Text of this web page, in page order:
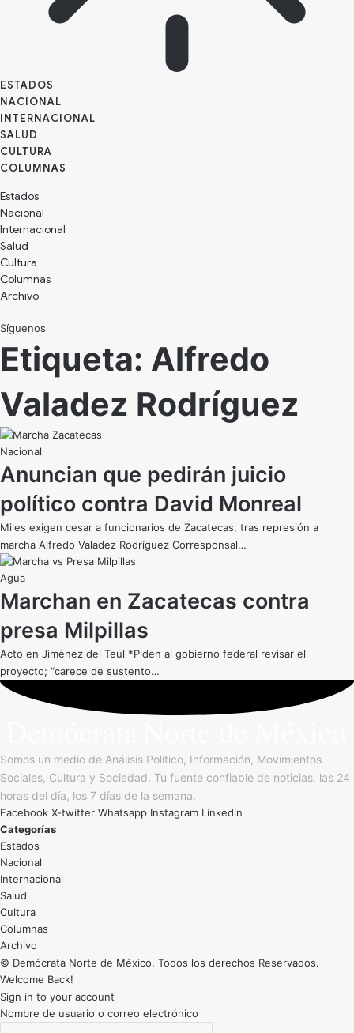
ESTADOS
NACIONAL
INTERNACIONAL
SALUD
CULTURA
Estados
Nacional
Internacional
Salud
Cultura
Archivo
Síguenos
Etiqueta: Alfredo
Valadez Rodríguez
Nacional
Anuncian que pedirán juicio
político contra David Monreal
Miles exigen cesar a funcionarios de Zacatecas, tras represión a
marcha Alfredo Valadez Rodríguez Corresponsal…
Agua
Marchan en Zacatecas contra
presa Milpillas
Acto en Jiménez del Teul *Piden al gobierno federal revisar el
proyecto; “carece de sustento…
Somos un medio de Análisis Político, Información, Movimientos
Sociales, Cultura y Sociedad. Tu fuente confiable de noticias, las 24
horas del día, los 7 días de la semana.
Facebook X-twitter Whatsapp Instagram Linkedin
Categorías
Estados
Nacional
Internacional
Salud
Cultura
Archivo
© Demócrata Norte de México. Todos los derechos Reservados.
Welcome Back!
Sign in to your account
Nombre de usuario o correo electrónico